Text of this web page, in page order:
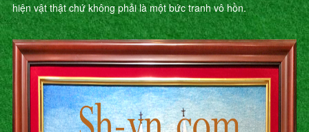
hiện vật thật chứ không phải là một bức tranh vô hồn.